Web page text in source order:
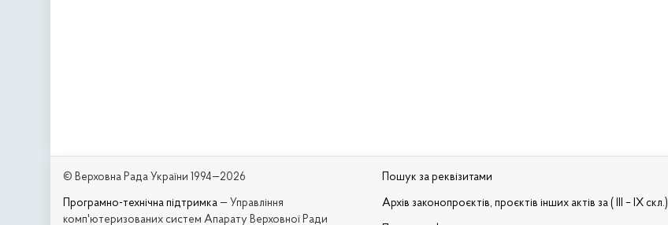
© Верховна Рада України 1994—2026
Програмно-технічна підтримка — Управління
комп'ютеризованих систем Апарату Верховної Ради
Пошук за реквізитами
Архів законопроєктів, проєктів інших актів за ( III – IX скл.)